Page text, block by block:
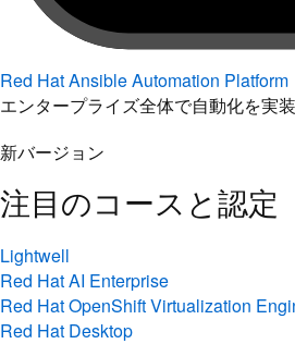
Red Hat Ansible Automation Platform
エンタープライズ全体で自動化を実装
新バージョン
注目のコースと認定
Lightwell
Red Hat AI Enterprise
Red Hat OpenShift Virtualization
Red Hat Desktop